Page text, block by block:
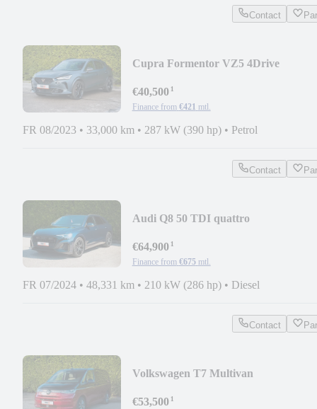
Contact
Cupra Formentor VZ5 4Drive
€40,500¹
Finance from €421 mtl.
FR 08/2023 • 33,000 km • 287 kW (390 hp) • Petrol
Contact
Audi Q8 50 TDI quattro
€64,900¹
Finance from €675 mtl.
FR 07/2024 • 48,331 km • 210 kW (286 hp) • Diesel
Contact
Volkswagen T7 Multivan
€53,500¹